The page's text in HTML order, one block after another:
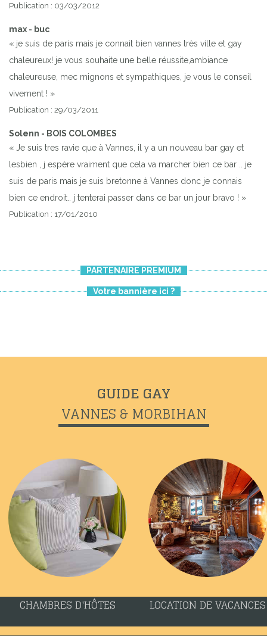
BAR GAY FRIENDLY A VANNES
Publication : 03/03/2012
max - buc
« je suis de paris mais je connait bien vannes très ville et gay
chaleureux! je vous souhaite une belle réussite,ambiance
chaleureuse, mec mignons et sympathiques, je vous le conseil
vivement ! »
Publication : 29/03/2011
Solenn - BOIS COLOMBES
« Je suis tres ravie que à Vannes, il y a un nouveau bar gay et
lesbien , j espère vraiment que cela va marcher bien ce bar .. je
suis de paris mais je suis bretonne à Vannes donc je connais
bien ce endroit.. j tenterai passer dans ce bar un jour bravo ! »
Publication : 17/01/2010
PARTENAIRE PREMIUM
Votre bannière ici ?
GUIDE GAY
VANNES & MORBIHAN
CHAMBRES D'HÔTES LOCATION DE VACANCES